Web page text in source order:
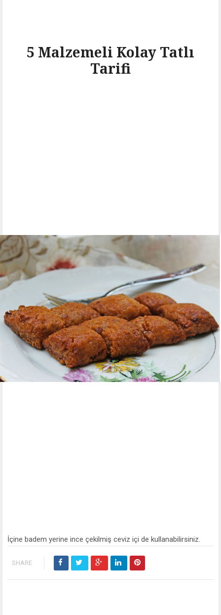
5 Malzemeli Kolay Tatlı
Tarifi
İçine badem yerine ince çekilmiş ceviz içi de kullanabilirsiniz.
SHARE